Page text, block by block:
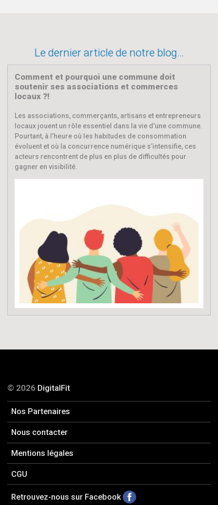
Le dernier article de notre blog…
Comment et pourquoi une commune doit
soutenir ses associations et commerces
locaux ?!
Les associations, commerçants, artisans et entrepreneurs
locaux jouent un rôle essentiel dans la vie d’une commune.
Pourtant, à l’heure où les habitudes de consommation
évoluent et où la concurrence numérique s’intensifie, ces
acteurs rencontrent de plus en plus de difficultés pour
gagner en visibilité.
© 2026 DigitalFit
Nos Partenaires
Nous contacter
Mentions légales
CGU
Retrouvez-nous sur Facebook